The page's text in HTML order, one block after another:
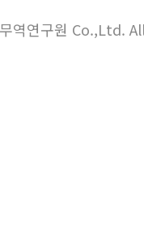
역연구원 Co.,Ltd.